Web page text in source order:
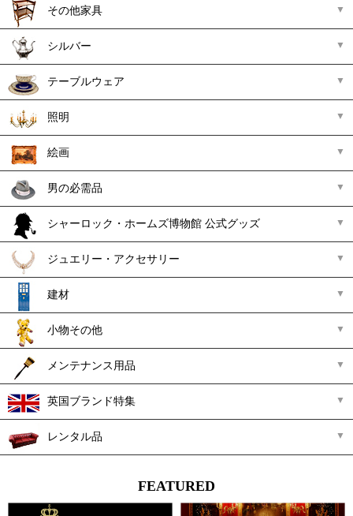
その他家具
シルバー
テーブルウェア
照明
絵画
男の必需品
シャーロック・ホームズ博物館 公式グッズ
ジュエリー・アクセサリー
建材
小物その他
メンテナンス用品
英国ブランド特集
レンタル品
FEATURED